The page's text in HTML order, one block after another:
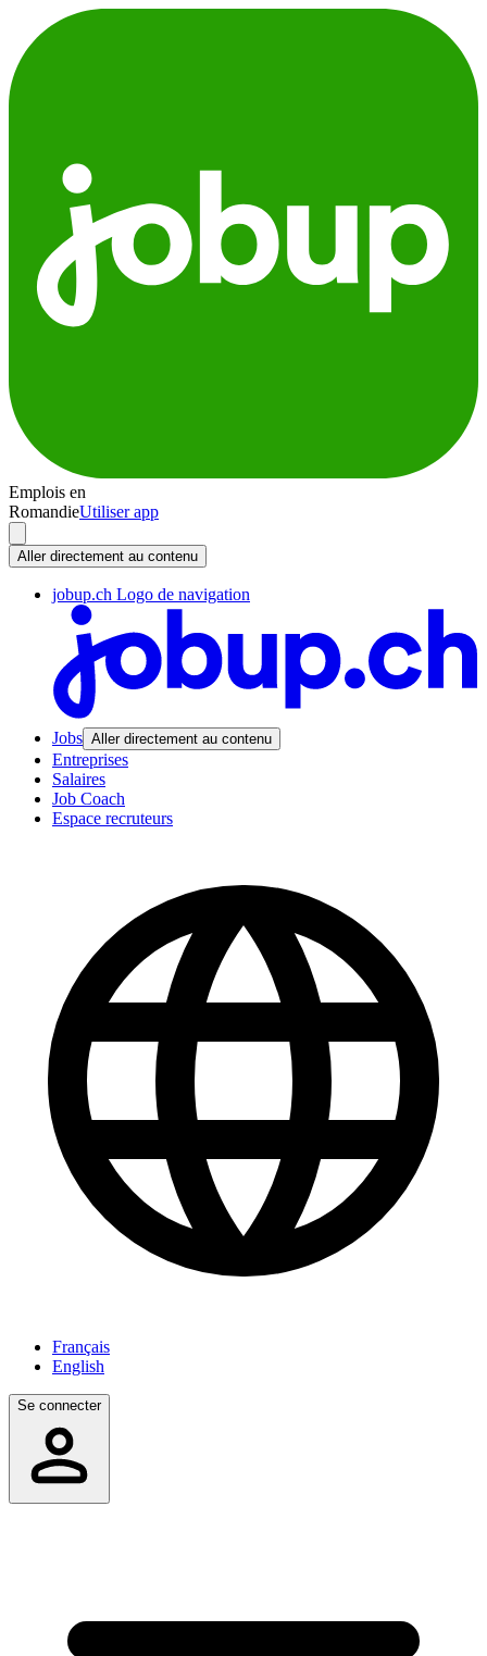
Emplois en
RomandieUtiliser app
Aller directement au contenu
jobup.ch Logo de navigation
Jobs Aller directement au contenu
Entreprises
Salaires
Job Coach
Espace recruteurs
Français
English
Se connecter